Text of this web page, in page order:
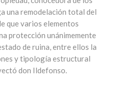
una remodelación total del
que varios elementos
protección unánimemente
de ruina, entre ellos la
y tipología estructural
don Ildefonso.